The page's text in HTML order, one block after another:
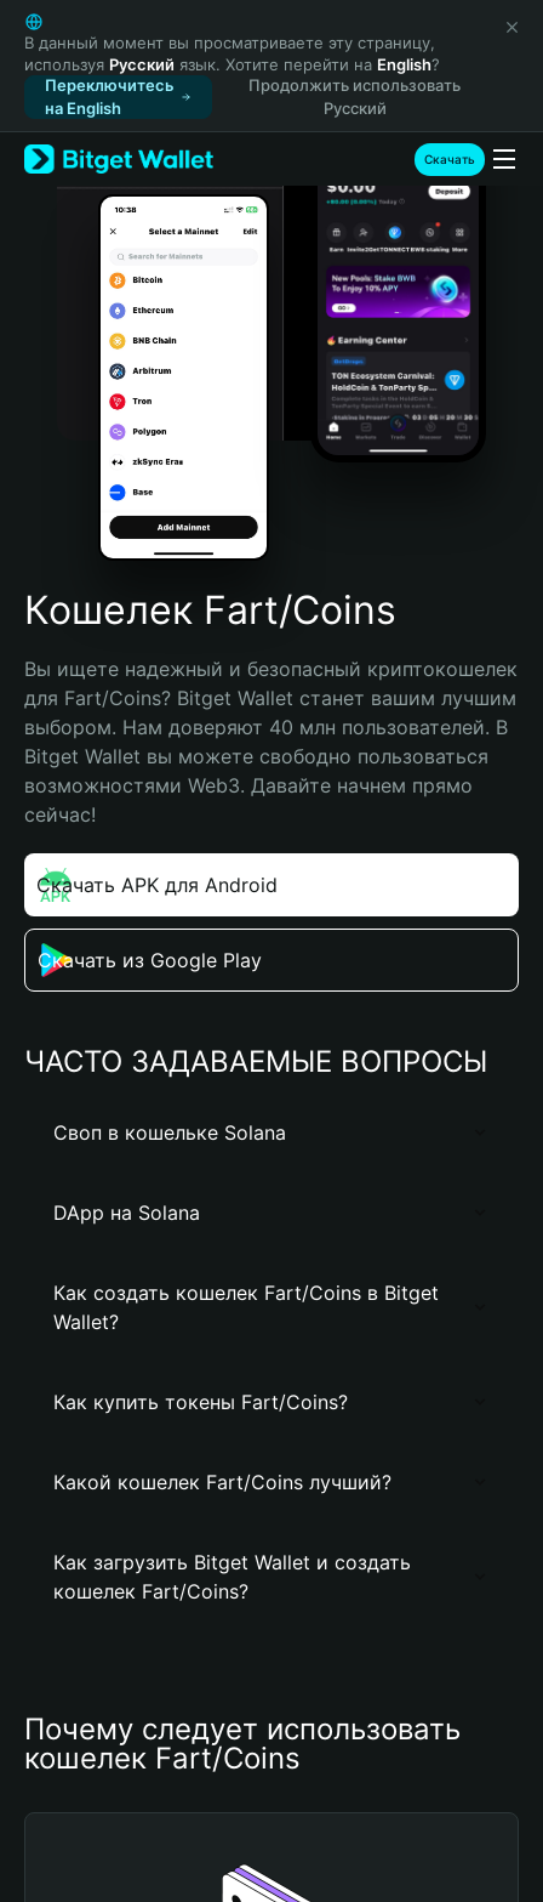
English
日本語
Tiếng Việt
Русский
Español (Latinoamérica)
Türkçe
Italiano
Português (Portugal)
Bahasa Indonesia
Português (Brasil)
Español (Argentina)
В данный момент вы просматриваете эту страницу,
используя Русский язык. Хотите перейти на English?
Переключитесь
на English
Продолжить использовать
Русский
Скачать
Кошелек Fart/Coins
Вы ищете надежный и безопасный криптокошелек
для Fart/Coins? Bitget Wallet станет вашим лучшим
выбором. Нам доверяют 40 млн пользователей. В
Bitget Wallet вы можете свободно пользоваться
возможностями Web3. Давайте начнем прямо
сейчас!
Скачать APK для Android
Скачать из Google Play
ЧАСТО ЗАДАВАЕМЫЕ ВОПРОСЫ
Своп в кошельке Solana
DApp на Solana
Как создать кошелек Fart/Coins в Bitget
Wallet?
Как купить токены Fart/Coins?
Какой кошелек Fart/Coins лучший?
Как загрузить Bitget Wallet и создать
кошелек Fart/Coins?
Почему следует использовать
кошелек Fart/Coins